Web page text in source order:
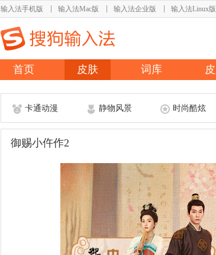
输入法手机版 输入法Mac版 输入法企业版 输入法Linux版
首页 皮肤 词库
卡通动漫 静物风景 时尚酷炫
御赐小仵作2